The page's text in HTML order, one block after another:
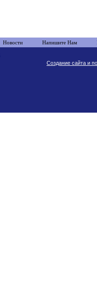
Новости Напишите Нам
Создание сайта и